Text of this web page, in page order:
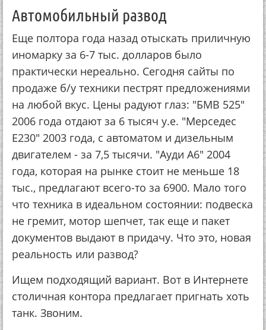
Автомобильный развод
Еще полтора года назад отыскать приличную
иномарку за 6-7 тыс. долларов было
практически нереально. Сегодня сайты по
продаже б/у техники пестрят предложениями
на любой вкус. Цены радуют глаз: "БМВ 525"
2006 года отдают за 6 тысяч у.е. "Мерседес
Е230" 2003 года, с автоматом и дизельным
двигателем - за 7,5 тысячи. "Ауди А6" 2004
года, которая на рынке стоит не меньше 18
тыс., предлагают всего-то за 6900. Мало того
что техника в идеальном состоянии: подвеска
не гремит, мотор шепчет, так еще и пакет
документов выдают в придачу. Что это, новая
реальность или развод?
Ищем подходящий вариант. Вот в Интернете
столичная контора предлагает пригнать хоть
танк. Звоним.